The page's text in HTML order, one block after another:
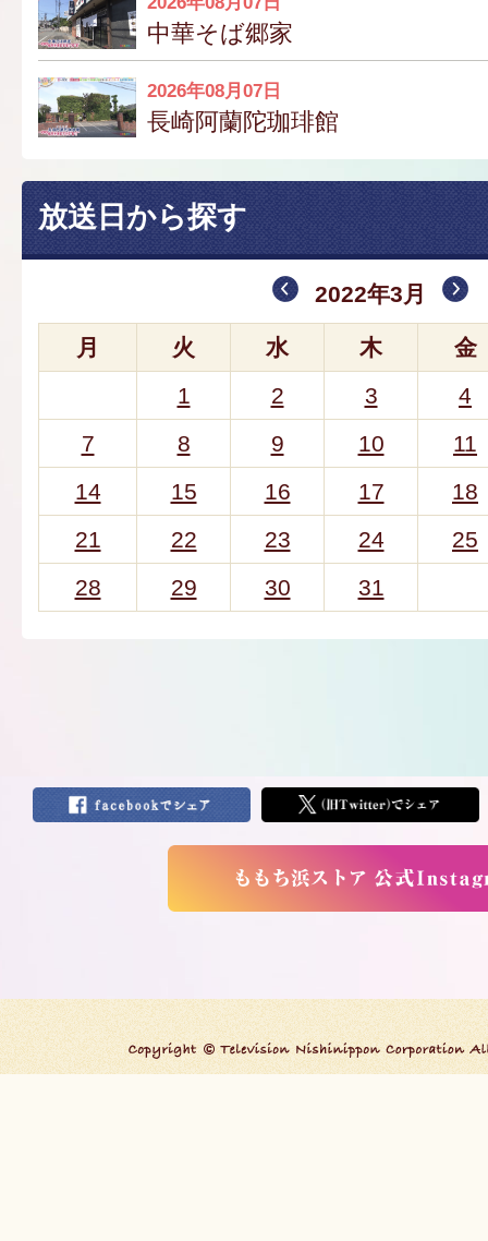
中華そば郷家
2026年08月07日
長崎阿蘭陀珈琲館
放送日から探す
2022年3月
月 火 水 木
金
1
2 3
4
7
8 9 10
11
14
15 16 17
18
21
22 23 24
25
28
29 30 31